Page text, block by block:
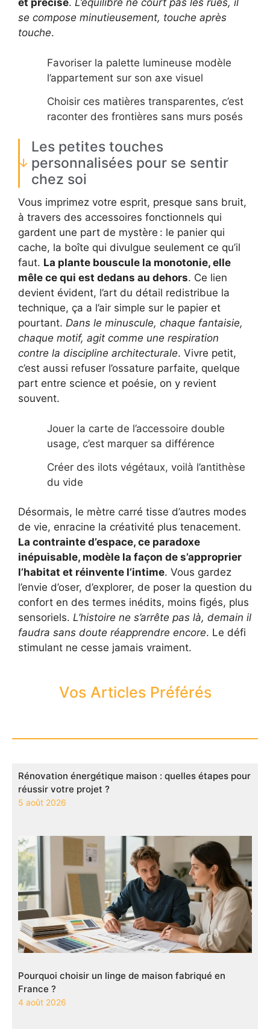
se compose minutieusement, touche après
touche.
Favoriser la palette lumineuse modèle
l’appartement sur son axe visuel
Choisir ces matières transparentes, c’est
raconter des frontières sans murs posés
Les petites touches
personnalisées pour se sentir
chez soi
Vous imprimez votre esprit, presque sans bruit,
à travers des accessoires fonctionnels qui
gardent une part de mystère : le panier qui
cache, la boîte qui divulgue seulement ce qu’il
faut. La plante bouscule la monotonie, elle
mêle ce qui est dedans au dehors. Ce lien
devient évident, l’art du détail redistribue la
technique, ça a l’air simple sur le papier et
pourtant. Dans le minuscule, chaque fantaisie,
chaque motif, agit comme une respiration
contre la discipline architecturale. Vivre petit,
c’est aussi refuser l’ossature parfaite, quelque
part entre science et poésie, on y revient
souvent.
Jouer la carte de l’accessoire double
usage, c’est marquer sa différence
Créer des ilots végétaux, voilà l’antithèse
du vide
Désormais, le mètre carré tisse d’autres modes
de vie, enracine la créativité plus tenacement.
La contrainte d’espace, ce paradoxe
inépuisable, modèle la façon de s’approprier
l’habitat et réinvente l’intime. Vous gardez
l’envie d’oser, d’explorer, de poser la question du
confort en des termes inédits, moins figés, plus
sensoriels. L’histoire ne s’arrête pas là, demain il
faudra sans doute réapprendre encore. Le défi
stimulant ne cesse jamais vraiment.
Vos Articles Préférés
Rénovation énergétique maison : quelles étapes pour
réussir votre projet ?
5 août 2026
Pourquoi choisir un linge de maison fabriqué en
France ?
4 août 2026